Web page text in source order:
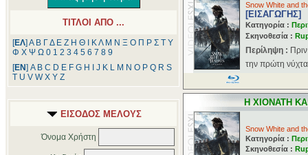
ΤΙΤΛΟΙ ΑΠΟ ...
[ΕΛ] Α Β ΓΔ Ε Ζ Η Θ ΚΛ Μ Ν Ξ Ο Π Ρ Σ Τ Υ
Φ Χ Ψ Ω 0 1 2 3 4 5 6 7 8 9
[ΕΝ] A B C D E F G H J K L M N O P Q R S
T U V W X Y Z
ΕΙΣΟΔΟΣ ΜΕΛΟΥΣ
Όνομα Χρήστη
Snow White and
[ΕΙΣΑΓΩΓΗΣ]
Κατηγορία :
Σκηνοθεσία :
Περίληψη :
την πρώτη
Η ΧΙΟΝΑΤΗ
Snow White and
Κατηγορία :
Σκηνοθεσία :